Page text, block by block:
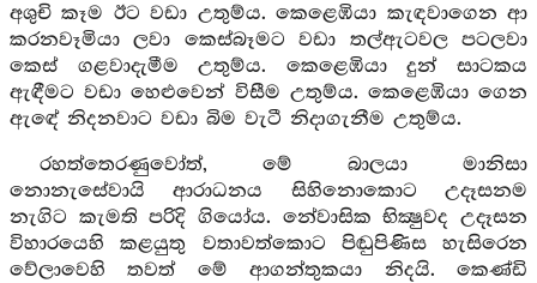
අශුචි කෑම ඊට වඩා උතුම්ය. කෙළෙඹියා කැඳවාගෙන ආ
කරනවෑමියා ලවා කෙස්බෑමට වඩා තල්ඇටවල පටලවා
කෙස් ගළවාදැමීම උතුම්ය. කෙළෙඹියා දුන් සාටකය
ඇඳීමට වඩා හෙළුවෙන් විසීම උතුම්ය. කෙළෙඹියා ගෙන
ඇඳේ නිදනවාට වඩා බිම වැටී නිදාගැනීම උතුම්ය.
රහත්තෙරණුවෝත්, මේ බාලයා මානිසා
නොනැසේවායි ආරාධනය සිහිනොකොට උදෑසනම
නැගිට කැමති පරිදි ගියෝය. නේවාසික භික්‍ෂුවද උදෑසන
විහාරයෙහි කළයුතු වතාවත්කොට පිඬුපිණිස හැසිරෙන
වේලාවෙහි තවත් මේ ආගන්තුකයා නිදයි. කෙණ්ඩි